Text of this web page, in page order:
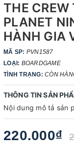
THE CREW
PLANET
HÀNH GIA
MÃ SP: PVN1587
LOẠI: BOARDGAME
TÌNH TRẠNG: CÒN
THÔNG TIN SẢN
Nội dung mô tả sản
220.000₫